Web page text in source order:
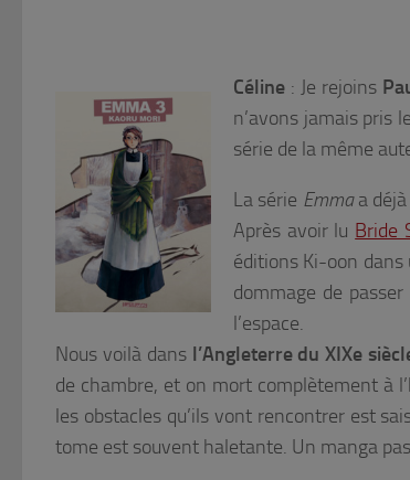
Céline : Je rejoins
n’avons jamais pris
série de la même
La série Emmaa déjà
Après avoir lu Bride
éditions Ki-oon dans
dommage de
l’espace.
Nous voilà dans l’Angleterre du XIXe
de chambre, et on mort complètement à
les obstacles qu’ils vont rencontrer est
tome est souvent haletante. Un manga